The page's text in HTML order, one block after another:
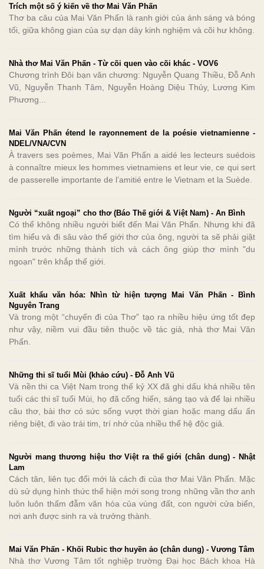
Trích một số ý kiến về thơ Mai Văn Phấn
Thơ ba câu của Mai Văn Phấn là ranh giới của ánh sáng và bóng
tối, giữa không gian của sự dạn dày kinh nghiệm và cõi hư không.
Nhà thơ Mai Văn Phấn - Từ cõi quen vào cõi khác - VOV6
Chương trình Đôi bạn văn chương: Nguyễn Quang Thiều, Đỗ Anh
Vũ, Nguyễn Thanh Tâm, Nguyễn Hoàng Diệu Thủy, Lương Kim
Phương...
Mai Văn Phấn étend le rayonnement de la poésie vietnamienne -
NDEL/VNA/CVN
À travers ses poèmes, Mai Văn Phấn a aidé les lecteurs suédois
à connaître mieux les hommes vietnamiens et leur vie, ce qui sert
de passerelle importante de l’amitié entre le Vietnam et la Suède.
Người “xuất ngoại” cho thơ (Báo Thế giới & Việt Nam) - An Bình
Có thể không nhiều người biết đến Mai Văn Phấn. Nhưng khi đã
tìm hiểu và đi sâu vào thế giới thơ của ông, người ta sẽ phải giật
mình trước những thành tích và cách ông giúp thơ mình "du
ngoạn" trên khắp thế giới.
Xuất khẩu văn hóa: Nhìn từ hiện tượng Mai Văn Phấn - Bình
Nguyên Trang
Và trong một “chuyến đi của Thơ” tạo ra nhiều hiệu ứng tốt đẹp
như vậy, niềm vui đầu tiên thuộc về tác giả, nhà thơ Mai Văn
Phấn.
Những thi sĩ tuổi Mùi (khảo cứu) - Đỗ Anh Vũ
Và nền thi ca Việt Nam trong thế kỷ XX đã ghi dấu khá nhiều tên
tuổi các thi sĩ tuổi Mùi, họ đã cống hiến, sáng tạo và để lại nhiều
câu thơ, bài thơ có sức sống vượt thời gian hoặc mang dấu ấn
riêng biệt, đi vào trái tim, trí nhớ của nhiều thế hệ độc giả.
Người mang thương hiệu thơ Việt ra thế giới (chân dung) - Nhật
Lam
Cách tân, liên tục đổi mới là cách đi của thơ Mai Văn Phấn. Mặc
dù sử dụng hình thức thể hiện mới song trong những vần thơ anh
luôn luôn thấm đẫm văn hóa của vùng đất, con người cửa biển,
nơi anh được sinh ra và trưởng thành.
Mai Văn Phấn - Khối Rubic thơ huyền ảo (chân dung) - Vương Tâm
Nhà thơ Vương Tâm tốt nghiệp trường Đại học Bách khoa Hà